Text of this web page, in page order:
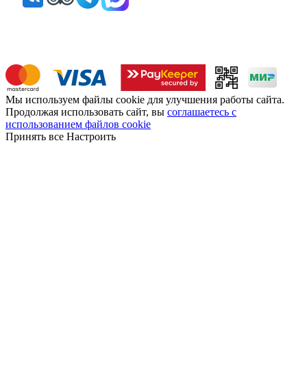
Мы используем файлы cookie для улучшения работы сайта.
Продолжая использовать сайт, вы соглашаетесь с
использованием файлов cookie
Принять все Настроить